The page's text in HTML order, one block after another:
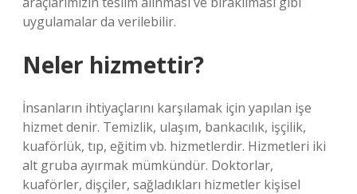
uygulamalar da verilebilir.
Neler hizmettir?
İnsanların ihtiyaçlarını karşılamak için yapılan işe
hizmet denir. Temizlik, ulaşım, bankacılık, işçilik,
kuaförlük, tıp, eğitim vb. hizmetlerdir. Hizmetleri iki
alt gruba ayırmak mümkündür. Doktorlar,
kuaförler, dişçiler, sağladıkları hizmetler kişisel